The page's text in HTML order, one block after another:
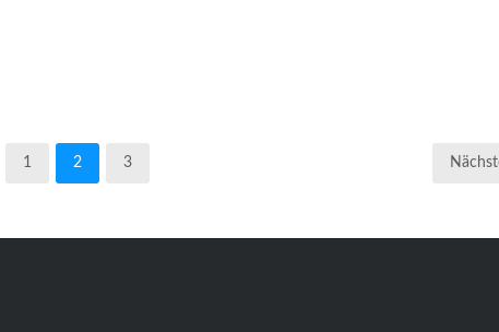
1 2 3